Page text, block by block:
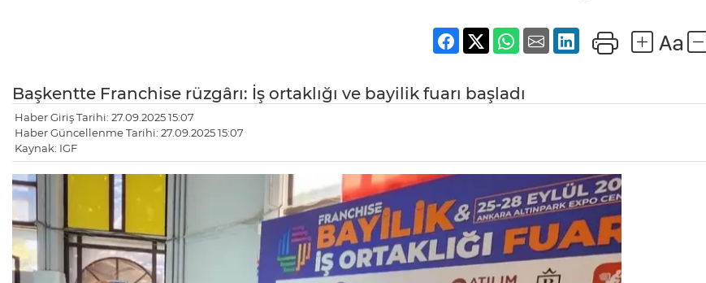
Başkentte Franchise rüzgârı: İş ortaklığı ve bayilik fuarı başladı
Haber Giriş Tarihi: 27.09.2025 15:07
Haber Güncellenme Tarihi: 27.09.2025 15:07
Kaynak: IGF